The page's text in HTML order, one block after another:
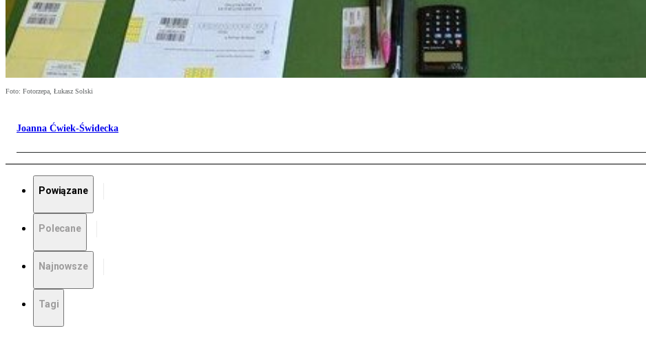
Foto: Fotorzepa, Łukasz Solski
Joanna Ćwiek-Świdecka
Powiązane
Polecane
Najnowsze
Tagi